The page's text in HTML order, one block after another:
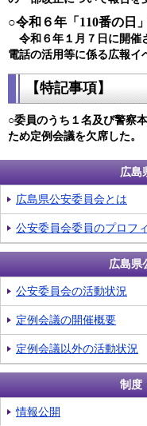
○令和６年「110番の日
令和６年１月７日に開催
電話の活用等に係る広報イ
【特記事項】
○委員のうち１名及び警察
ため定例会議を欠席した。
広島
広島県公安委員会とは
公安委員会委員のプロフ
広島県
公安委員会の活動状況
定例会議の開催概要
定例会議以外の活動状況
制度
情報公開